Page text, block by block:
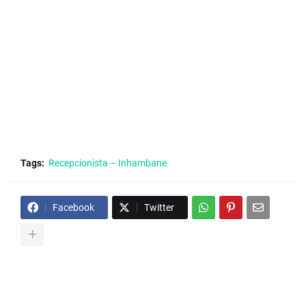
Tags: Recepcionista – Inhambane
Facebook Twitter